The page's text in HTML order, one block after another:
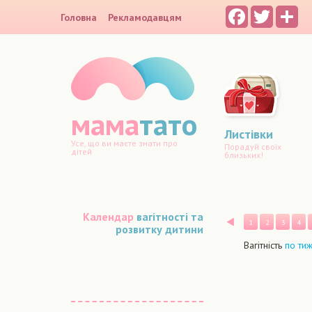
Головна Рекламодавцям FacebookTwitter
маматато
Усе, що ви маєте знати про
дітей
Листівки
Порадуй своїх
близьких!
Календар вагітності та
розвитку дитини
Назад
1 2 3 4
Вагітність по